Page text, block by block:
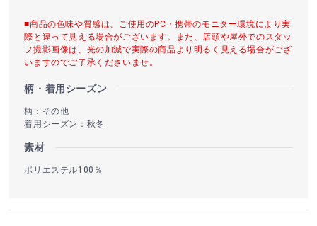
■商品の色味や質感は、ご使用のPC・携帯のモニター環境により実
際と違って見える場合がございます。また、店頭や屋外でのスタッ
フ撮影画像は、光の加減で実際の商品より明るく見える場合がござ
いますのでご了承くださいませ。
柄・着用シーズン
柄：その他
着用シーズン：秋冬
素材
ポリエステル100％